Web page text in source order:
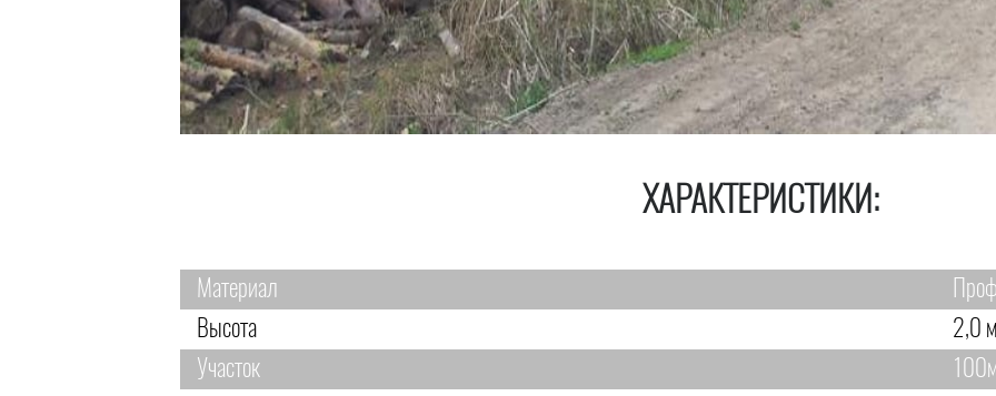
ХАРАКТЕРИСТИКИ:
Материал
Высота
2,0
Участок